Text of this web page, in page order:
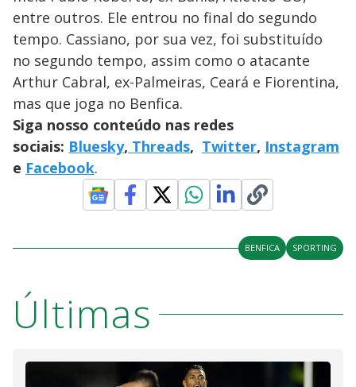
entre outros. Ele entrou no final do segundo
tempo. Cassiano, por sua vez, foi substituído
no segundo tempo, assim como o atacante
Arthur Cabral, ex-Palmeiras, Ceará e Fiorentina,
mas que joga no Benfica.
Siga nosso conteúdo nas redes
sociais: Bluesky, Threads, Twitter, Instagram
e Facebook.
BENFICA SPORTING
Últimas